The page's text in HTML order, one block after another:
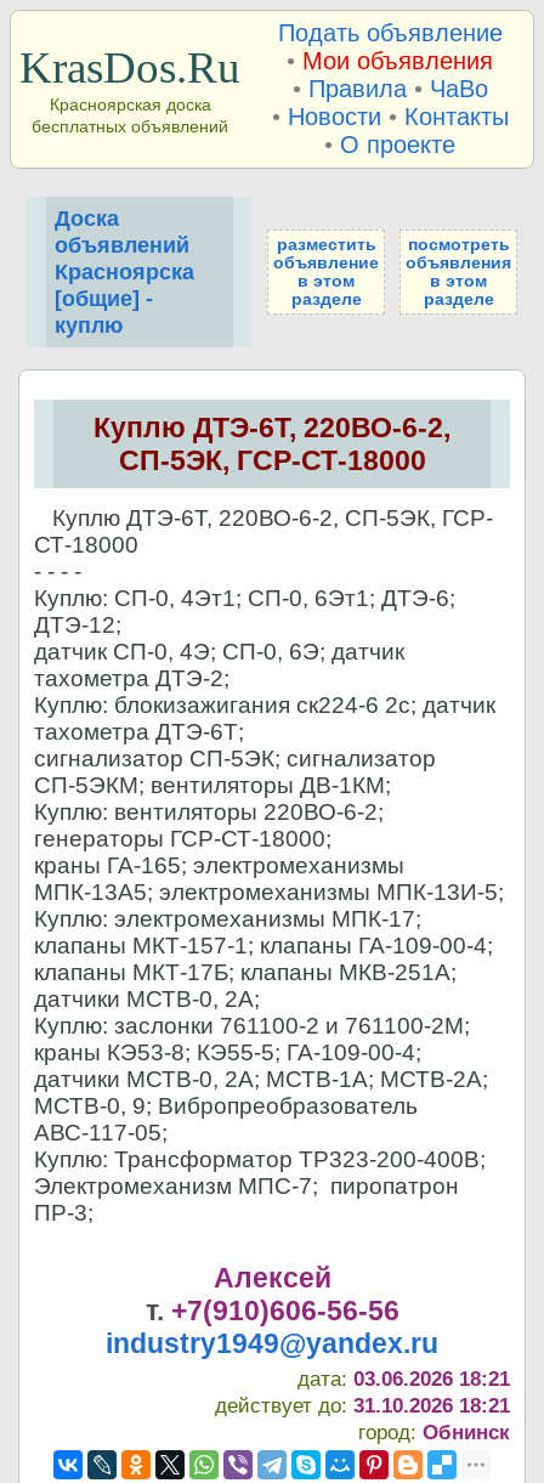
KrasDos.Ru
Красноярская доска
бесплатных объявлений
Подать объявление
• Мои объявления
• Правила• ЧаВо
• Новости • Контакты
• О проекте
Доска
объявлений
Красноярска
[общие] -
куплю
разместить
объявление
в этом
разделе
посмотреть
объявления
в этом
разделе
Куплю ДТЭ-6Т, 220ВО-6-2,
СП-5ЭК, ГСР-СТ-18000
Куплю ДТЭ-6Т, 220ВО-6-2, СП-5ЭК, ГСР-
СТ-18000
- - - -
Куплю: СП-0, 4Эт1; СП-0, 6Эт1; ДТЭ-6;
ДТЭ-12;
датчик СП-0, 4Э; СП-0, 6Э; датчик
тахометра ДТЭ-2;
Куплю: блокизажигания ск224-6 2с; датчик
тахометра ДТЭ-6Т;
сигнализатор СП-5ЭК; сигнализатор
СП-5ЭКМ; вентиляторы ДВ-1КМ;
Куплю: вентиляторы 220ВО-6-2;
генераторы ГСР-СТ-18000;
краны ГА-165; электромеханизмы
МПК-13А5; электромеханизмы МПК-13И-5;
Куплю: электромеханизмы МПК-17;
клапаны МКТ-157-1; клапаны ГА-109-00-4;
клапаны МКТ-17Б; клапаны МКВ-251А;
датчики МСТВ-0, 2А;
Куплю: заслонки 761100-2 и 761100-2М;
краны КЭ53-8; КЭ55-5; ГА-109-00-4;
датчики МСТВ-0, 2А; МСТВ-1А; МСТВ-2А;
МСТВ-0, 9; Вибропреобразователь
АВС-117-05;
Куплю: Трансформатор ТР323-200-400В;
Электромеханизм МПС-7; ⁠ пиропатрон
ПР-3;
Алексей
т. +7(910)606-56-56
industry1949@yandex.ru
дата:03.06.2026 18:21
действует до:31.10.2026 18:21
город:Обнинск